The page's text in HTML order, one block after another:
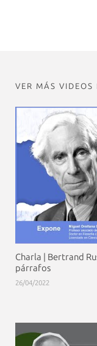
VER MÁS VIDEOS
Charla | Bertrand
párrafos
26/04/2022